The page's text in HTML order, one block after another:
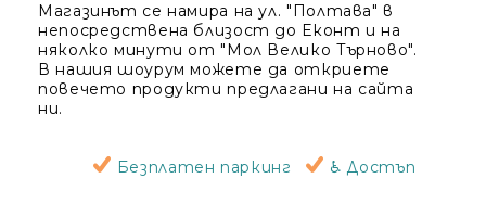
Магазинът се намира на ул. "Полтава" в
непосредствена близост до Еконт и на
няколко минути от "Мол Велико Търново".
В нашия шоурум можете да откриете
повечето продукти предлагани на сайта
ни.
Безплатен паркинг ♿ Достъп